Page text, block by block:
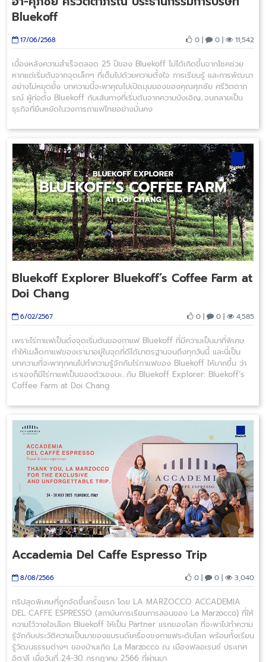
Bluekoff
17/06/2568 0 | 0 | 11,542
เบื้องหลังความสำเร็จตลอด 25 ปีของ Bluekoff ไม่ได้เกิดขึ้นจากโชคช่วย
หากแต่เริ่มต้นจากจุดเล็กๆ ที่เต็มไปด้วยความตั้งใจ การเรียนรู้ และการพัฒนา
อย่างไม่หยุดยั้ง บทความนี้จะพาคุณไปเปิดมุมมองของคุณศุภชัย ศรีวิตตาภ
รณ์ ผู้ก่อตั้ง Bluekoff กับเส้นทางที่เริ่มต้นจากความบังเอิญ...จนกลายเป็น
ธุรกิจที่ยืนหยัดในวงการกาแฟไทยอย่างมั่นคง
Bluekoff Explorer Bluekoff’s Coffee Farm at
Doi Chang
6/02/2567 0 | 0 | 4,585
เพราะไร่กาแฟเป็นดั่งจุดเริ่มต้นของกาแฟ Bluekoff ที่มีความเป็นมาที่พิเศษ
ทำให้เมล็ดกาแฟของเรามาอยู่ในจุดที่ดีได้มาตรฐานจนถึงทุกวันนี้ และนี่เป็น
บทความที่จะพาทุกคนไปทำความรู้จักกับไร่กาแฟของ Bluekoff ให้มากขึ้น ว่า
เราเองก็มีไร่กาแฟเป็นของตัวเองนะ…กับ Bluekoff Explorer: Bluekoff’s
Coffee Farm at Doi Chang
Accademia Del Caffe Espresso Trip
8/08/2566 0 | 0 | 3,040
ทริปสุดพิเศษที่ถูกจัดขึ้นครั้งแรก โดย LA MARZOCCO ACCADEMIA
DEL CAFFE ESPRESSO (สถาบันการเรียนการสอนของ La Marzocco) ที่ให้
ความไว้วางใจเลือก Bluekoff ให้เป็น Partner แรกของโลก ที่จะพาไปทำความ
รู้จักกับประวัติความเป็นมาของแบรนด์เครื่องชงกาแฟระดับโลก พร้อมทั้งเรียน
รู้วัฒนธรรมต่างๆ ของบ้านเกิด La Marzocco ณ เมืองฟลอเรนซ์ ประเทศ
อิตาลี เมื่อวันที่ 24-30 กรกฎาคม 2566 ที่ผ่านมา